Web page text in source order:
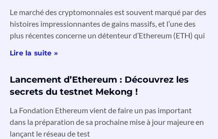
Le marché des cryptomonnaies est souvent marqué par des
histoires impressionnantes de gains massifs, et l’une des
plus récentes concerne un détenteur d’Ethereum (ETH) qui
Lire la suite »
Lancement d’Ethereum : Découvrez les
secrets du testnet Mekong !
La Fondation Ethereum vient de faire un pas important
dans la préparation de sa prochaine mise à jour majeure en
lançant le réseau de test